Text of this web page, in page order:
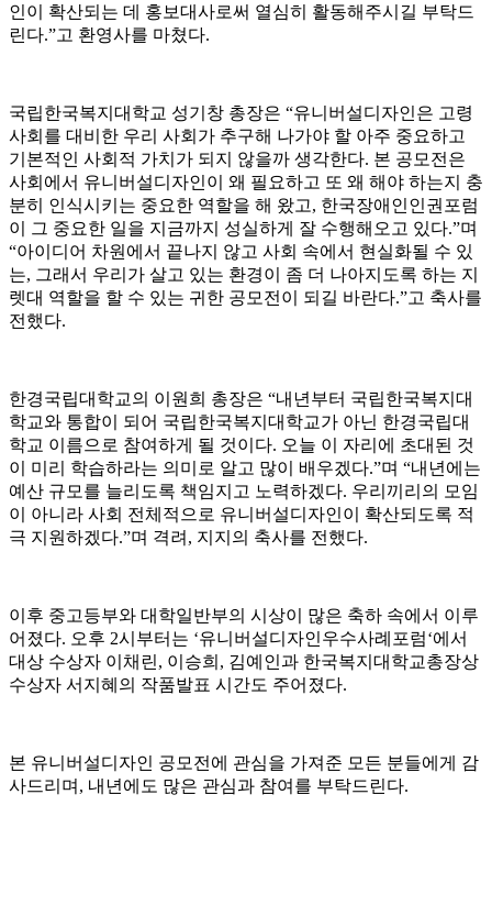
인이 확산되는 데 홍보대사로써 열심히 활동해주시길 부탁드
린다.”고 환영사를 마쳤다.
국립한국복지대학교 성기창 총장은 “유니버설디자인은 고령
사회를 대비한 우리 사회가 추구해 나가야 할 아주 중요하고
기본적인 사회적 가치가 되지 않을까 생각한다. 본 공모전은
사회에서 유니버설디자인이 왜 필요하고 또 왜 해야 하는지 충
분히 인식시키는 중요한 역할을 해 왔고, 한국장애인인권포럼
이 그 중요한 일을 지금까지 성실하게 잘 수행해오고 있다.”며
“아이디어 차원에서 끝나지 않고 사회 속에서 현실화될 수 있
는, 그래서 우리가 살고 있는 환경이 좀 더 나아지도록 하는 지
렛대 역할을 할 수 있는 귀한 공모전이 되길 바란다.”고 축사를
전했다.
한경국립대학교의 이원희 총장은 “내년부터 국립한국복지대
학교와 통합이 되어 국립한국복지대학교가 아닌 한경국립대
학교 이름으로 참여하게 될 것이다. 오늘 이 자리에 초대된 것
이 미리 학습하라는 의미로 알고 많이 배우겠다.”며 “내년에는
예산 규모를 늘리도록 책임지고 노력하겠다. 우리끼리의 모임
이 아니라 사회 전체적으로 유니버설디자인이 확산되도록 적
극 지원하겠다.”며 격려, 지지의 축사를 전했다.
이후 중고등부와 대학일반부의 시상이 많은 축하 속에서 이루
어졌다. 오후 2시부터는 ‘유니버설디자인우수사례포럼‘에서
대상 수상자 이채린, 이승희, 김예인과 한국복지대학교총장상
수상자 서지혜의 작품발표 시간도 주어졌다.
본 유니버설디자인 공모전에 관심을 가져준 모든 분들에게 감
사드리며, 내년에도 많은 관심과 참여를 부탁드린다.